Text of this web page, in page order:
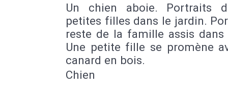
Un chien aboie. Portraits
petites filles dans le jardin.
reste de la famille assis dans
Une petite fille se promène
canard en bois.
Chien